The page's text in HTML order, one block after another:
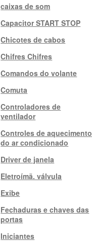
caixas de som
Capacitor START STOP
Chicotes de cabos
Chifres Chifres
Comandos do volante
Comuta
Controladores de
ventilador
Controles de aquecimento
do ar condicionado
Driver de janela
Eletroímã. válvula
Exibe
Fechaduras e chaves das
portas
Iniciantes